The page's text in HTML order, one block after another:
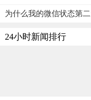
为什么我的微信状态第
24小时新闻排行